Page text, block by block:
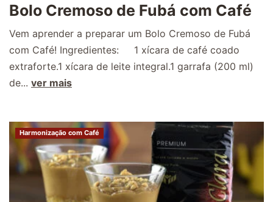
Bolo Cremoso de Fubá com Café
Vem aprender a preparar um Bolo Cremoso de Fubá
com Café! Ingredientes: 1 xícara de café coado
extraforte.1 xícara de leite integral.1 garrafa (200 ml)
de... ver mais
Harmonização com Café